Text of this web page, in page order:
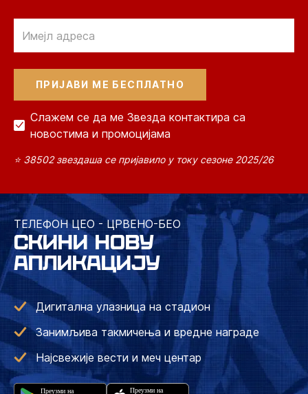
Слажем се да ме Звезда контактира са
новостима и промоцијама
⭐ 38502 звездаша се пријавило у току сезоне 2025/26
ТЕЛЕФОН ЦЕО - ЦРВЕНО-БЕО
СКИНИ НОВУ
АПЛИКАЦИЈУ
Дигитална улазница на стадион
Занимљива такмичења и вредне награде
Најсвежије вести и меч центар